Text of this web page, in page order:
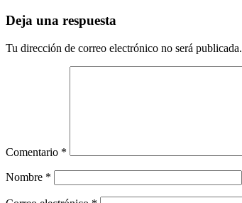
Deja una respuesta
Tu dirección de correo electrónico no será publicada.
Comentario *
Nombre *